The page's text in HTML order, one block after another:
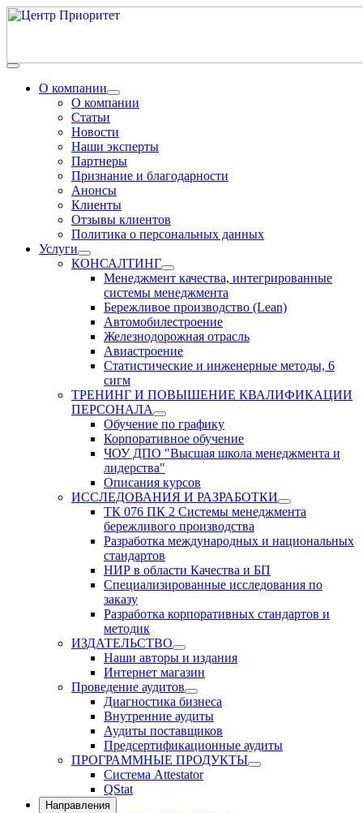
О компании
О компании
Статьи
Новости
Наши эксперты
Партнеры
Признание и благодарности
Анонсы
Клиенты
Отзывы клиентов
Политика о персональных данных
Услуги
КОНСАЛТИНГ
Менеджмент качества, интегрированные
системы менеджмента
Бережливое производство (Lean)
Автомобилестроение
Железнодорожная отрасль
Авиастроение
Статистические и инженерные методы, 6
сигм
ТРЕНИНГ И ПОВЫШЕНИЕ КВАЛИФИКАЦИИ
ПЕРСОНАЛА
Обучение по графику
Корпоративное обучение
ЧОУ ДПО "Высшая школа менеджмента и
лидерства"
Описания курсов
ИССЛЕДОВАНИЯ И РАЗРАБОТКИ
ТК 076 ПК 2 Системы менеджмента
бережливого производства
Разработка международных и национальных
стандартов
НИР в области Качества и БП
Специализированные исследования по
заказу
Разработка корпоративных стандартов и
методик
ИЗДАТЕЛЬСТВО
Наши авторы и издания
Интернет магазин
Проведение аудитов
Диагностика бизнеса
Внутренние аудиты
Аудиты поставщиков
Предсертификационные аудиты
ПРОГРАММНЫЕ ПРОДУКТЫ
Система Attestator
QStat
Направления